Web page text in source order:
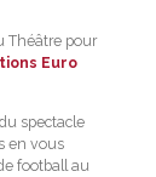
Théâtre pour
Euro
spectacle
en vous
football au